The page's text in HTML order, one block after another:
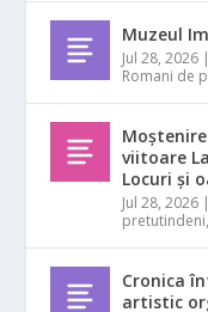
Muzeul
Jul 28, 2026 |
Romani de
viitoare
Locuri și
Jul 28, 2026 |
pretutindeni,
Cronica
artistic